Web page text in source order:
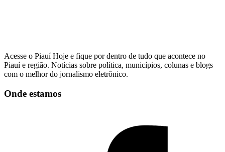
Acesse o Piauí Hoje e fique por dentro de tudo que acontece no
Piauí e região. Notícias sobre política, municípios, colunas e blogs
com o melhor do jornalismo eletrônico.
Onde estamos